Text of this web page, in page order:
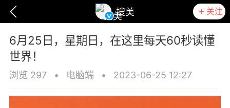
搜美 关注
6月25日，星期日，在这里每天60秒读懂
世界！
浏览 297 • 电脑端 • 2023-06-25 12:27